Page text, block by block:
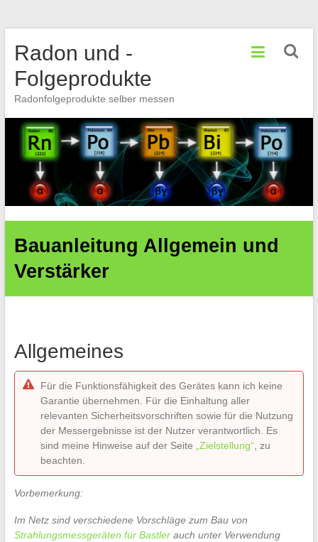
Inhalt
Radon und -
Folgeprodukte
Radonfolgeprodukte selber messen
Bauanleitung Allgemein und
Verstärker
Allgemeines
Für die Funktionsfähigkeit des Gerätes kann ich keine
Garantie übernehmen. Für die Einhaltung aller
relevanten Sicherheitsvorschriften sowie für die Nutzung
der Messergebnisse ist der Nutzer verantwortlich. Es
sind meine Hinweise auf der Seite „Zielstellung“, zu
beachten.
Vorbemerkung:
Im Netz sind verschiedene Vorschläge zum Bau von
Strahlungsmessgeräten für Bastlerauch unter Verwendung